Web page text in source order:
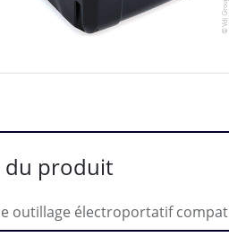
du produit
outillage électroportatif